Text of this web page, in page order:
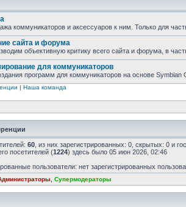
коммуникаторов и аксессуаров к ним. Только для
сайта и форума
объективную критику всего сайта и форума, в
для коммуникаторов
программ для коммуникаторов на основе Symbian
| Наша команда
60 , из них зарегистрированных: 0, скрытых: 0 и
посетителей (1224) здесь было 05 июн 2026, 02:46
пользователи: нет зарегистрированных
Супермодераторы